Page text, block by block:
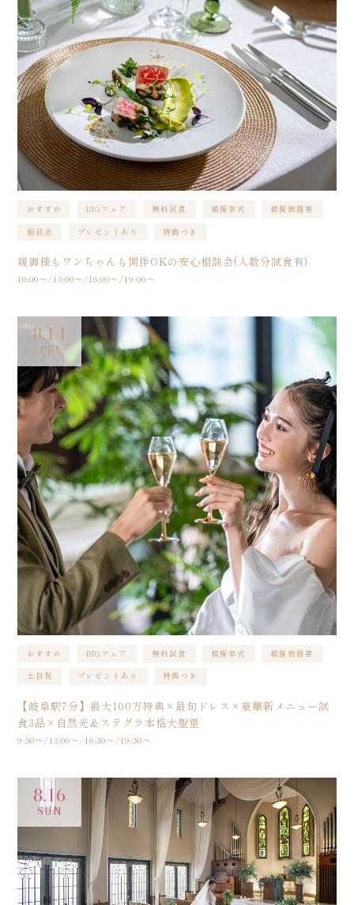
おすすめ BIGフェア 無料試食 模擬挙式 模擬披露宴
相談会 プレゼントあり 特典つき
親御様もワンちゃんも同伴OKの安心相談会(人数分試食有)
10:00〜/13:00〜/16:00〜/19:00〜
8.14
FRI
おすすめ BIGフェア 無料試食 模擬挙式 模擬披露宴
土日祝 プレゼントあり 特典つき
【岐阜駅7分】最大100万特典×最旬ドレス×豪華新メニュー試
食3品×自然光＆ステグラ本格大聖堂
9:30〜/13:00〜/16:30〜/19:30〜
8.16
SUN